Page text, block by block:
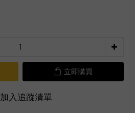
立即購買
加入追蹤清單